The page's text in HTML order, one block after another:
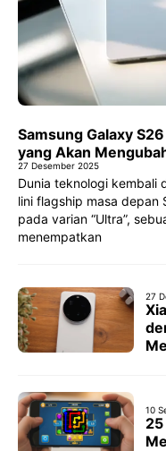
Samsung Galaxy
yang Akan
27 Desember 2025
Dunia teknologi kembali
lini flagship masa depan
pada varian “Ultra”,
menempatkan
27
10